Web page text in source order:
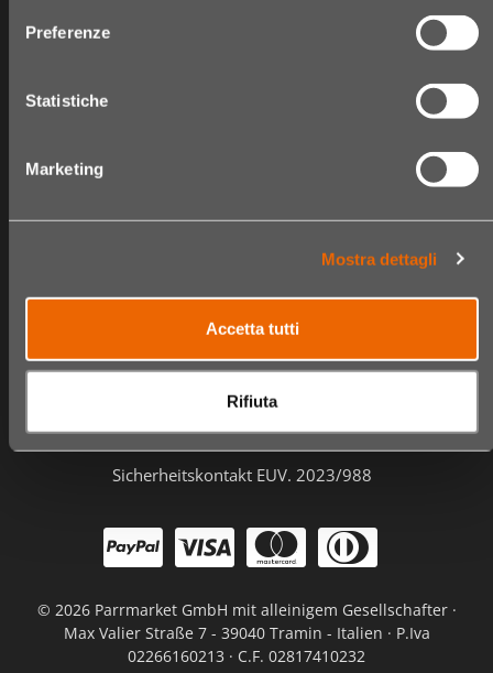
Preferenze
Statistiche
Marketing
Mostra dettagli
Accetta tutti
Rifiuta
Über uns
Geschäfte
Videos
Produktsortiment
Bestellungen
Informationen
FAQ
Kontakt und Kundenbetreuung
Privacy und Cookie Policy
Geschäftsbedingungen
Sicherheitskontakt EUV. 2023/988
© 2026 Parrmarket GmbH mit alleinigem Gesellschafter ·
Max Valier Straße 7 - 39040 Tramin - Italien · P.Iva
02266160213 · C.F. 02817410232